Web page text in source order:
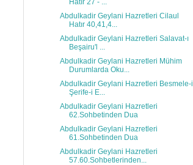
Hatır 27 - ...
Abdulkadir Geylani Hazretleri Cilaul
Hatır 40,41,4...
Abdulkadir Geylani Hazretleri Salavat-ı
Beşairu'l ...
Abdulkadir Geylani Hazretleri Mühim
Durumlarda Oku...
Abdulkadir Geylani Hazretleri Besmele-i
Şerife-i E...
Abdulkadir Geylani Hazretleri
62.Sohbetinden Dua
Abdulkadir Geylani Hazretleri
61.Sohbetinden Dua
Abdulkadir Geylani Hazretleri
57.60.Sohbetlerinden...